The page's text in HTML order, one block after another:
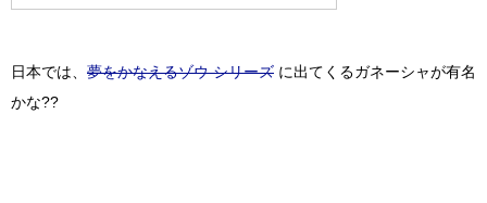
日本では、 夢をかなえるゾウ シリーズ に出てくるガネーシャが有名
かな??